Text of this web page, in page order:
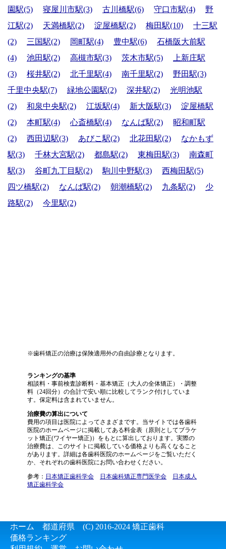
園駅(5)
寝屋川市駅(3) 古川橋駅(6) 守口市駅(4)
野
江駅(2)
天満橋駅(2) 淀屋橋駅(2) 梅田駅(10)
十三駅
(2)
三国駅(2) 岡町駅(4) 豊中駅(6)
石橋阪大前駅
(4)
池田駅(2) 高槻市駅(3) 茨木市駅(5)
上新庄駅
(3)
桜井駅(2) 北千里駅(4) 南千里駅(2)
野田駅(3)
千里中央駅(7)
緑地公園駅(2) 深井駅(2)
光明池駅
(2)
和泉中央駅(2) 江坂駅(4) 新大阪駅(3)
淀屋橋駅
(2)
本町駅(4) 心斎橋駅(4) なんば駅(2)
昭和町駅
(2)
西田辺駅(3) あびこ駅(2) 北花田駅(2)
なかもず
駅(3)
千林大宮駅(2) 都島駅(2) 東梅田駅(3)
南森町
駅(3)
谷町九丁目駅(2) 駒川中野駅(3)
西梅田駅(5)
四ツ橋駅(2)
なんば駅(2) 朝潮橋駅(2) 九条駅(2)
少
路駅(2)
今里駅(2)
※歯科矯正の治療は保険適用外の自由診療となります。
ランキングの基準
相談料・事前検査診断料・基本矯正（大人の全体矯正）・調整
料（24回分）の合計で安い順に比較してランク付けしていま
す。保定料は含まれていません。
治療費の算出について
費用の項目は医院によってさまざまです。当サイトでは各歯科
医院のホームページに掲載してある料金表（原則としてブラケ
ット矯正(ワイヤー矯正)）をもとに算出しております。実際の
治療費は、このサイトに掲載している価格よりも高くなること
があります。詳細は各歯科医院のホームページをご覧いただく
か、それぞれの歯科医院にお問い合わせください。
参考： 日本矯正歯科学会 日本歯科矯正専門医学会
日本成人
矯正歯科学会
ホーム 都道府県 (C) 2016-2024 矯正歯科
価格ランキング